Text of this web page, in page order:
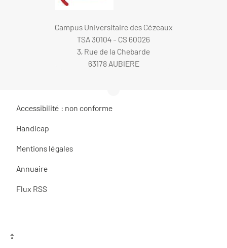
Campus Universitaire des Cézeaux
TSA 30104 - CS 60026
3, Rue de la Chebarde
63178 AUBIERE
Accessibilité : non conforme
Handicap
Mentions légales
Annuaire
Flux RSS